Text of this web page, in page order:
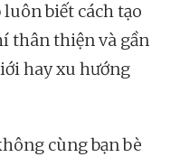
biết cách tạo
thân thiện và gần
hay xu hướng
cùng bạn bè